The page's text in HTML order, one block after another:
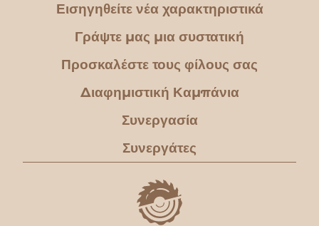
Εισηγηθείτε νέα χαρακτηριστικά
Γράψτε μας μια συστατική
Προσκαλέστε τους φίλους σας
Διαφημιστική Καμπάνια
Συνεργασία
Συνεργάτες